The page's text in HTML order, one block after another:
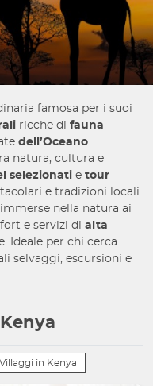
famosa per i suoi
ricche di fauna
dell’Oceano
natura, cultura e
selezionati e tour
e tradizioni locali.
immerse nella natura ai
e servizi di alta
Ideale per chi cerca
selvaggi, escursioni e
Villaggi in Kenya